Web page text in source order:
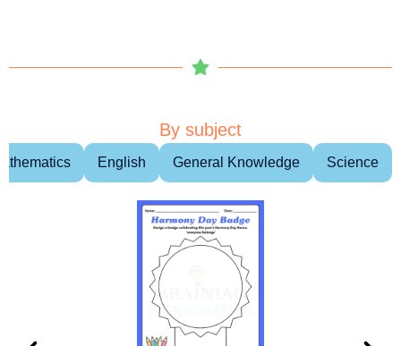
By subject
English General Knowledge Science